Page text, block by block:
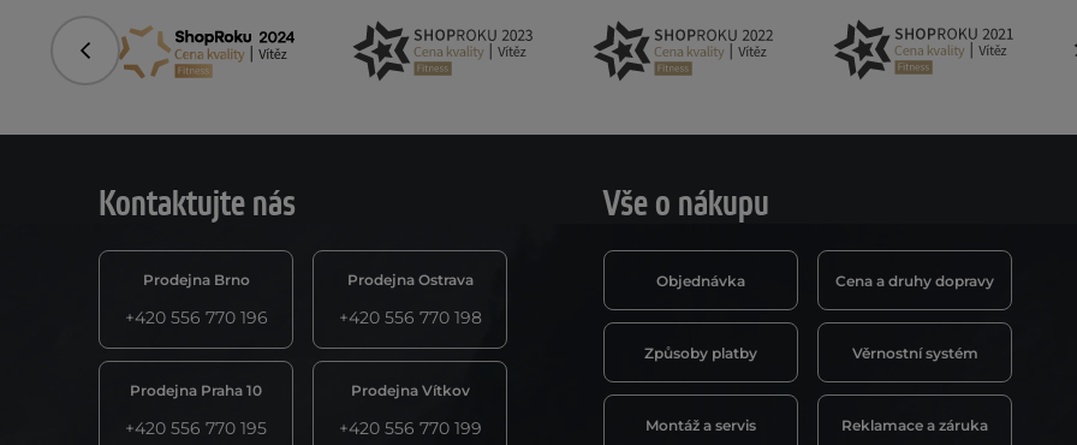
Předchozí
Kontaktujte nás
Prodejna Brno
+420 556 770 196
Prodejna Ostrava
+420 556 770 198
Prodejna Praha 10
+420 556 770 195
Prodejna Vítkov
+420 556 770 199
Vše o nákupu
Objednávka Cena a druhy dopravy
Způsoby platby Věrnostní systém
Montáž a servis Reklamace a záruka